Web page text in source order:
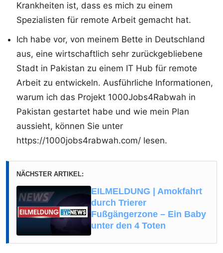
Krankheiten ist, dass es mich zu einem
Spezialisten für remote Arbeit gemacht hat.
Ich habe vor, von meinem Bette in Deutschland
aus, eine wirtschaftlich sehr zurückgebliebene
Stadt in Pakistan zu einem IT Hub für remote
Arbeit zu entwickeln. Ausführliche Informationen,
warum ich das Projekt 1000Jobs4Rabwah in
Pakistan gestartet habe und wie mein Plan
aussieht, können Sie unter
https://1000jobs4rabwah.com/ lesen.
NÄCHSTER ARTIKEL:
EILMELDUNG | Amokfahrt
durch Trierer
Fußgängerzone – Ein Baby
unter den 4 Toten